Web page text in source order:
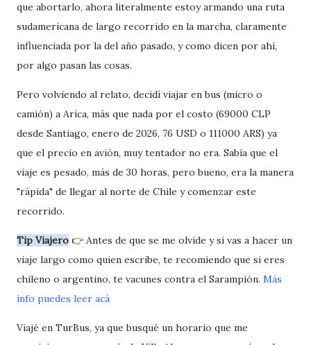
que abortarlo, ahora literalmente estoy armando una ruta
sudamericana de largo recorrido en la marcha, claramente
influenciada por la del año pasado, y como dicen por ahí,
por algo pasan las cosas.
Pero volviendo al relato, decidí viajar en bus (micro o
camión) a Arica, más que nada por el costo (69000 CLP
desde Santiago, enero de 2026, 76 USD o 111000 ARS) ya
que el precio en avión, muy tentador no era. Sabía que el
viaje es pesado, más de 30 horas, pero bueno, era la manera
"rápida" de llegar al norte de Chile y comenzar este
recorrido.
Tip Viajero 👉 Antes de que se me olvide y si vas a hacer un
viaje largo como quien escribe, te recomiendo que si eres
chileno o argentino, te vacunes contra el Sarampión. Más
info puedes leer acá
Viajé en TurBus, ya que busqué un horario que me